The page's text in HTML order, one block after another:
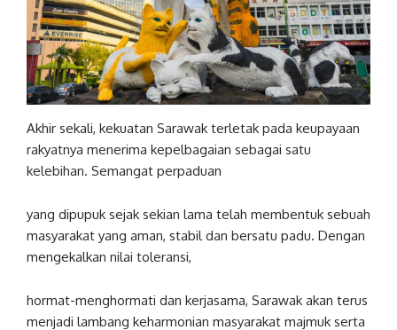
Akhir sekali, kekuatan Sarawak terletak pada keupayaan
rakyatnya menerima kepelbagaian sebagai satu
kelebihan. Semangat perpaduan
yang dipupuk sejak sekian lama telah membentuk sebuah
masyarakat yang aman, stabil dan bersatu padu. Dengan
mengekalkan nilai toleransi,
hormat-menghormati dan kerjasama, Sarawak akan terus
menjadi lambang keharmonian masyarakat majmuk serta